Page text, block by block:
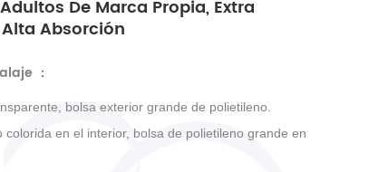
De Marca Propia, Extra
Absorción
：
bolsa exterior grande de polietileno.
colorida en el interior, bolsa de polietileno grande en